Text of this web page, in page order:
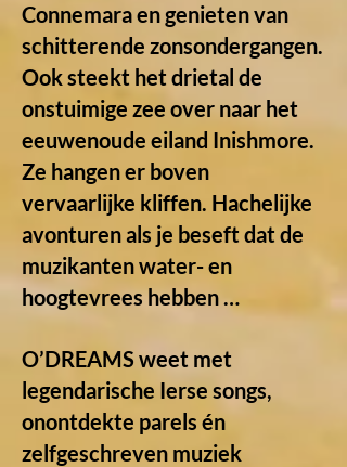
Connemara en genieten van
schitterende zonsondergangen.
Ook steekt het drietal de
onstuimige zee over naar het
eeuwenoude eiland Inishmore.
Ze hangen er boven
vervaarlijke kliffen. Hachelijke
avonturen als je beseft dat de
muzikanten water- en
hoogtevrees hebben …
O’DREAMS weet met
legendarische Ierse songs,
onontdekte parels én
zelfgeschreven muziek